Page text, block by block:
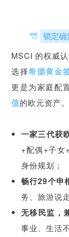
锁定确
MSCI 的权威认
选择希腊黄金
更是为家庭配
值的欧元资产。
一家三代获
+配偶+子女
身份规划；
畅行29个申
务、旅游说
无移民监 ，
事业、生活